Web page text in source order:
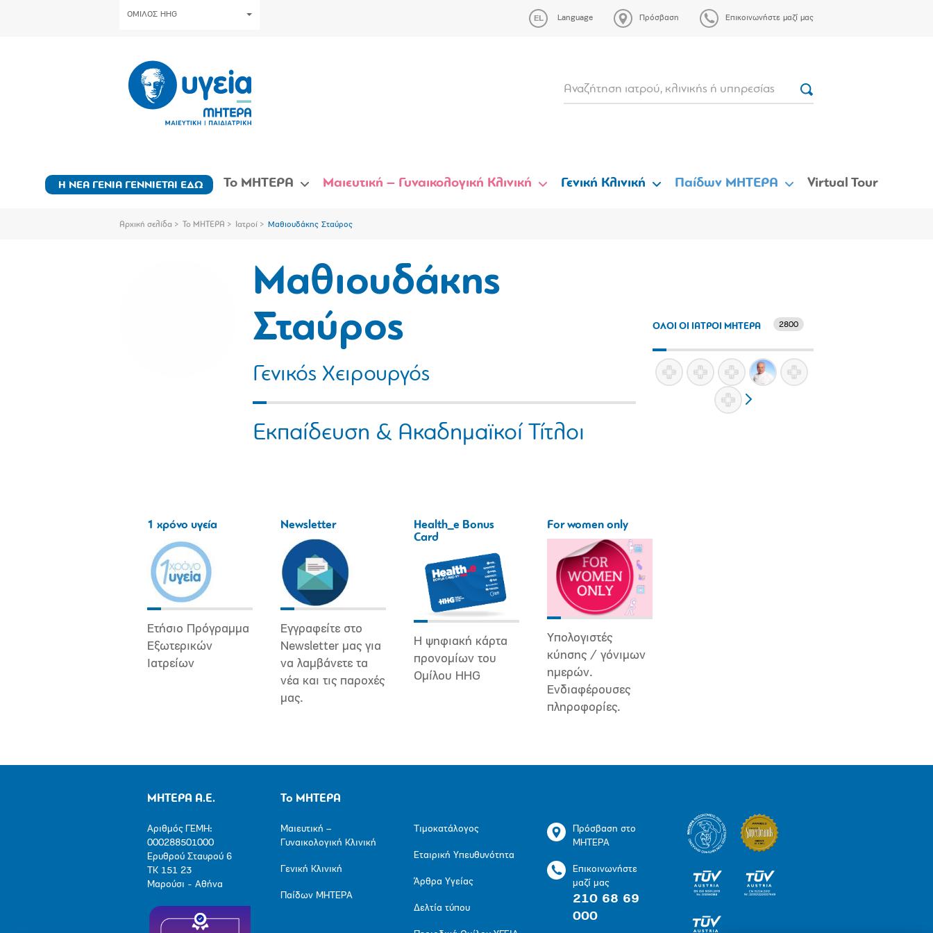
ΟΜΙΛΟΣ HHG Language Πρόσβαση Επικοινωνήστε μαζί μας
Η ΝΕΑ ΓΕΝΙΑ ΓΕΝΝΙΕΤΑΙ ΕΔΩ Το ΜΗΤΕΡΑ Μαιευτική – Γυναικολογική Κλινική Γενική Κλινική Παίδων ΜΗΤΕΡΑ Virtual Tour
Αρχική σελίδα Το ΜΗΤΕΡΑ Ιατροί Μαθιουδάκης Σταύρος
Μαθιουδάκης
Σταύρος
Γενικός Χειρουργός
Εκπαίδευση & Ακαδημαϊκοί Τίτλοι
ΟΛΟΙ ΟΙ ΙΑΤΡΟΙ ΜΗΤΕΡΑ 2800
1 χρόνο υγεία
Ετήσιο Πρόγραμμα
Εξωτερικών
Ιατρείων
Newsletter
Εγγραφείτε στο
Newsletter μας για
να λαμβάνετε τα
νέα και τις παροχές
μας.
Health_e Bonus
Card
Η ψηφιακή κάρτα
προνομίων του
Ομίλου HHG
For women only
Υπολογιστές
κύησης / γόνιμων
ημερών.
Ενδιαφέρουσες
πληροφορίες.
ΜΗΤΕΡΑ Α.Ε.
Αριθμός ΓΕΜΗ:
000288501000
Ερυθρού Σταυρού 6
ΤΚ 151 23
Μαρούσι - Αθήνα
Το ΜΗΤΕΡΑ
Μαιευτική –
Γυναικολογική Κλινική
Γενική Κλινική
Παίδων ΜΗΤΕΡΑ
Τιμοκατάλογος
Εταιρική Υπευθυνότητα
Άρθρα Υγείας
Δελτία τύπου
Πρόσβαση στο
ΜΗΤΕΡΑ
Επικοινωνήστε
μαζί μας
210 68 69
000